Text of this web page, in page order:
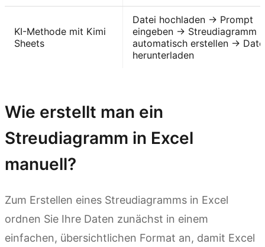
KI-Methode mit Kimi
Sheets
Datei hochladen → Prompt
eingeben → Streudiagramm
automatisch erstellen →
herunterladen
Wie erstellt man ein
Streudiagramm in Excel
manuell?
Zum Erstellen eines Streudiagramms in Excel
ordnen Sie Ihre Daten zunächst in einem
einfachen, übersichtlichen Format an, damit Excel